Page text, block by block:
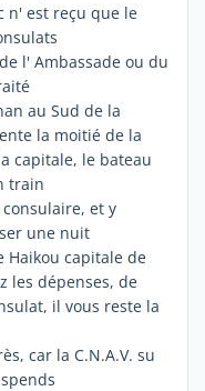
n' est reçu que le
l' Ambassade ou du
au Sud de la
la moitié de la
capitale, le bateau
train
et y
une nuit
Haikou capitale de
les dépenses, de
il vous reste la
car la C.N.A.V. su